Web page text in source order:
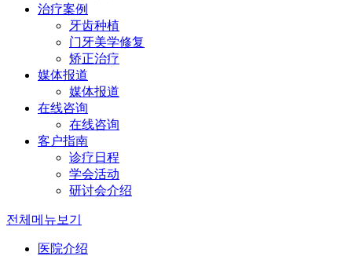
治疗案例
牙齿种植
门牙美学修复
矫正治疗
媒体报道
媒体报道
在线咨询
在线咨询
客户指南
诊疗日程
学会活动
研讨会介绍
전체메뉴보기
医院介绍